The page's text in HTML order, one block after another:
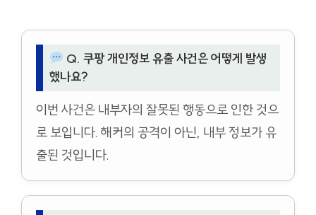
Q. 쿠팡 개인정보 유출 사건은 어떻게 발생
했나요?
이번 사건은 내부자의 잘못된 행동으로 인한 것으
로 보입니다. 해커의 공격이 아닌, 내부 정보가 유
출된 것입니다.